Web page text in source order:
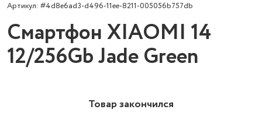
Артикул: #4d8e6ad3-d496-11ee-8211-005056b757db
Смартфон XIAOMI 14
12/256Gb Jade Green
Товар закончился